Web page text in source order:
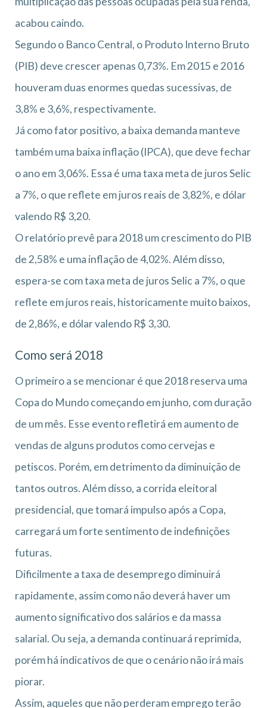
acabou caindo.
Segundo o Banco Central, o Produto Interno Bruto
(PIB) deve crescer apenas 0,73%. Em 2015 e 2016
houveram duas enormes quedas sucessivas, de
3,8% e 3,6%, respectivamente.
Já como fator positivo, a baixa demanda manteve
também uma baixa inflação (IPCA), que deve fechar
o ano em 3,06%. Essa é uma taxa meta de juros Selic
a 7%, o que reflete em juros reais de 3,82%, e dólar
valendo R$ 3,20.
O relatório prevê para 2018 um crescimento do PIB
de 2,58% e uma inflação de 4,02%. Além disso,
espera-se com taxa meta de juros Selic a 7%, o que
reflete em juros reais, historicamente muito baixos,
de 2,86%, e dólar valendo R$ 3,30.
Como será 2018
O primeiro a se mencionar é que 2018 reserva uma
Copa do Mundo começando em junho, com duração
de um mês. Esse evento refletirá em aumento de
vendas de alguns produtos como cervejas e
petiscos. Porém, em detrimento da diminuição de
tantos outros. Além disso, a corrida eleitoral
presidencial, que tomará impulso após a Copa,
carregará um forte sentimento de indefinições
futuras.
Dificilmente a taxa de desemprego diminuirá
rapidamente, assim como não deverá haver um
aumento significativo dos salários e da massa
salarial. Ou seja, a demanda continuará reprimida,
porém há indicativos de que o cenário não irá mais
piorar.
Assim, aqueles que não perderam emprego terão